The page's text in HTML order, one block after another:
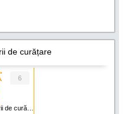
de curățare
de curățare
6